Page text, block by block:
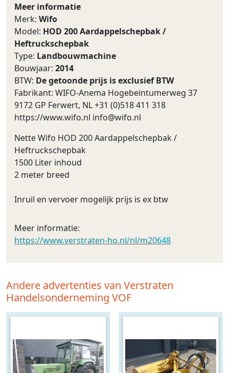
Meer informatie
Merk: Wifo
Model: HOD 200 Aardappelschepbak /
Heftruckschepbak
Type: Landbouwmachine
Bouwjaar: 2014
BTW: De getoonde prijs is exclusief BTW
Fabrikant: WIFO‑Anema Hogebeintumerweg 37
9172 GP Ferwert, NL +31 (0)518 411 318
https://www.wifo.nl info@wifo.nl
Nette Wifo HOD 200 Aardappelschepbak /
Heftruckschepbak
1500 Liter inhoud
2 meter breed
Inruil en vervoer mogelijk prijs is ex btw
Meer informatie:
https://www.verstraten-ho.nl/nl/m20648
Andere advertenties van Verstraten
Handelsonderneming VOF